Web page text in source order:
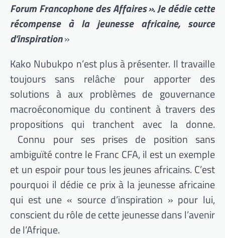
Forum Francophone des Affaires ».Je dédie cette
récompense à la jeunesse africaine, source
d’inspiration»
Kako Nubukpo n’est plus à présenter. Il travaille
toujours sans relâche pour apporter des
solutions à aux problèmes de gouvernance
macroéconomique du continent à travers des
propositions qui tranchent avec la donne.
Connu pour ses prises de position sans
ambiguïté contre le Franc CFA, il est un exemple
et un espoir pour tous les jeunes africains. C’est
pourquoi il dédie ce prix à la jeunesse africaine
qui est une « source d’inspiration » pour lui,
conscient du rôle de cette jeunesse dans l’avenir
de l’Afrique.